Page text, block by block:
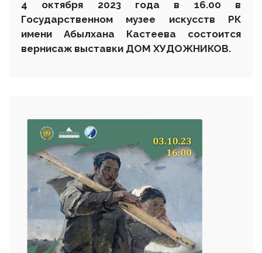
4 октября 2023
года в 16.00 в
Государственном музее искусств РК
имени Абылхана Кастеева состоится
вернисаж выставки ДОМ ХУДОЖНИКОВ.